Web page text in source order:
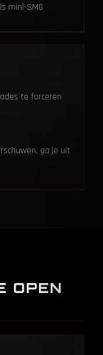
mini-SMG
te forceren
ga je uit
OPEN